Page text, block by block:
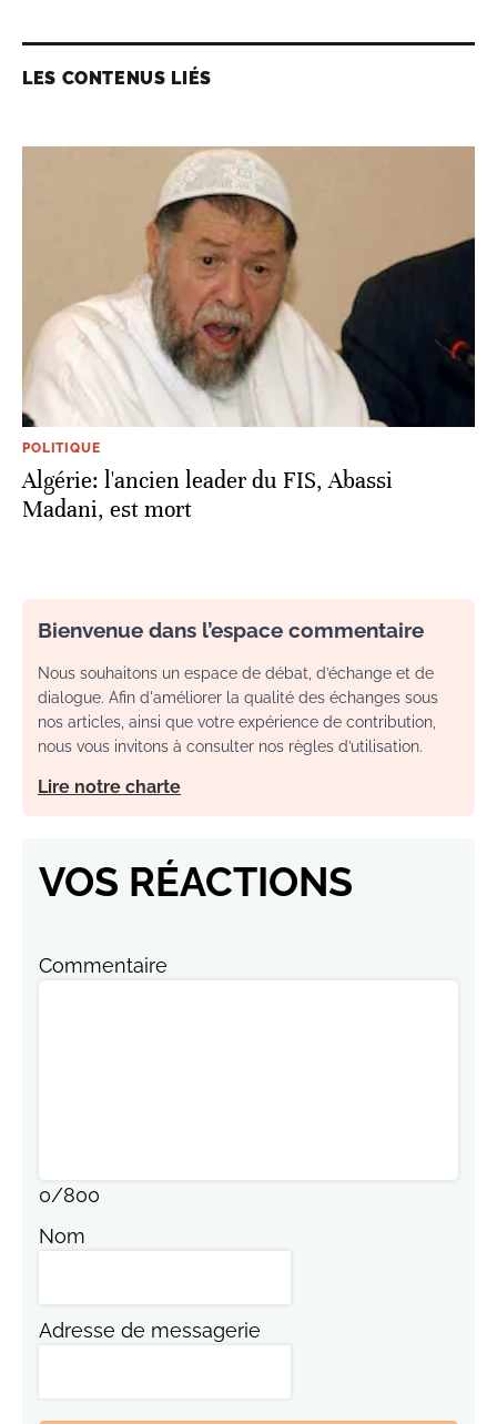
LES CONTENUS LIÉS
POLITIQUE
Algérie: l'ancien leader du FIS, Abassi
Madani, est mort
Bienvenue dans l’espace commentaire
Nous souhaitons un espace de débat, d’échange et de
dialogue. Afin d'améliorer la qualité des échanges sous
nos articles, ainsi que votre expérience de contribution,
nous vous invitons à consulter nos règles d’utilisation.
Lire notre charte
VOS RÉACTIONS
Commentaire
0/800
Nom
Adresse de messagerie